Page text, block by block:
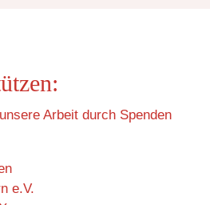
Arbeit durch Spenden
e.V.